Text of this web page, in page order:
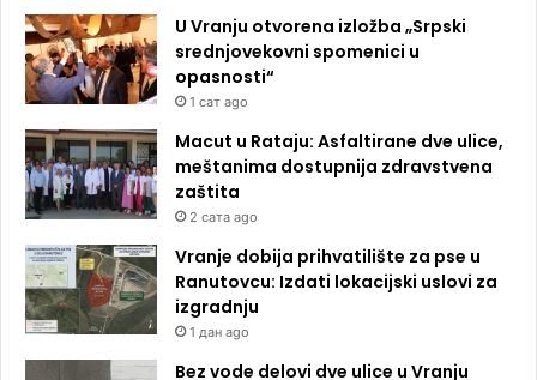
U Vranju otvorena izložba „Srpski
srednjovekovni spomenici u
opasnosti“
1 сат ago
Macut u Rataju: Asfaltirane dve ulice,
meštanima dostupnija zdravstvena
zaštita
2 сата ago
Vranje dobija prihvatilište za pse u
Ranutovcu: Izdati lokacijski uslovi za
izgradnju
1 дан ago
Bez vode delovi dve ulice u Vranju